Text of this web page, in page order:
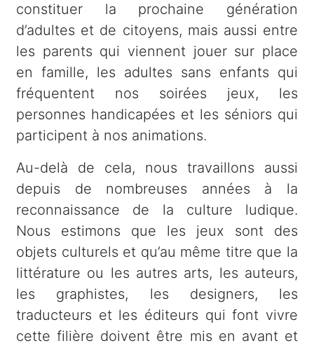
constituer la prochaine génération
d’adultes et de citoyens, mais aussi entre
les parents qui viennent jouer sur place
en famille, les adultes sans enfants qui
fréquentent nos soirées jeux, les
personnes handicapées et les séniors qui
participent à nos animations.
Au-delà de cela, nous travaillons aussi
depuis de nombreuses années à la
reconnaissance de la culture ludique.
Nous estimons que les jeux sont des
objets culturels et qu’au même titre que la
littérature ou les autres arts, les auteurs,
les graphistes, les designers, les
traducteurs et les éditeurs qui font vivre
cette filière doivent être mis en avant et